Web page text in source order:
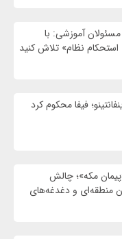
مسئولان آموزشی: با
نظام» تلاش کنید
فیفا محکوم کرد
مکه»؛ چالش
منطقه‌ای و دغدغه‌های